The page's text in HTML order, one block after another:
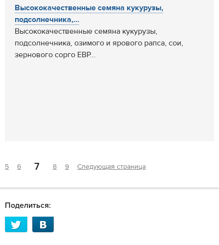
Высококачественные семяна кукурузы,
подсолнечника,...
Высококачественные семяна кукурузы,
подсолнечника, озимого и ярового рапса, сои,
зернового сорго ЕВР...
5 6 7 8 9 Следующая страница
Поделиться: